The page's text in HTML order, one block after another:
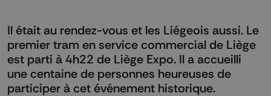
Il était au rendez-vous et les Liégeois aussi. Le
premier tram en service commercial de Liège
est parti à 4h22 de Liège Expo. Il a accueilli
une centaine de personnes heureuses de
participer à cet événement historique.